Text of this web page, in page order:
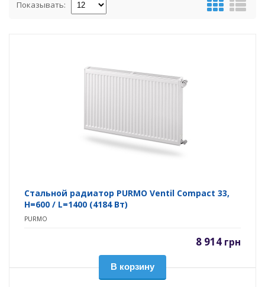
Показывать:
Стальной радиатор PURMO Ventil Compact 33,
H=600 / L=1400 (4184 Вт)
PURMO
8 914 грн
В корзину